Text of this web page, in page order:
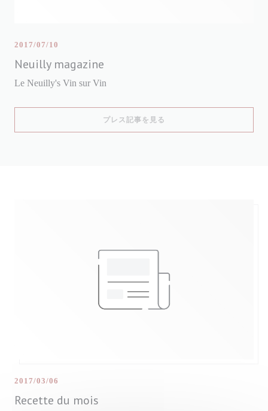
Neuilly magazine
2017/07/10
Le Neuilly's Vin sur Vin
プレス記事を見る
Recette du mois
2017/03/06